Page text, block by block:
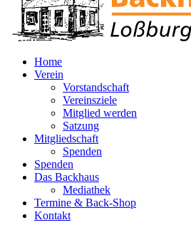
Home
Verein
Vorstandschaft
Vereinsziele
Mitglied werden
Satzung
Mitgliedschaft
Spenden
Spenden
Das Backhaus
Mediathek
Termine & Back-Shop
Kontakt